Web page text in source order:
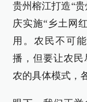
贵州榕江打造“
庆实施“乡土网
用。农民不可
播，但要让农民
农的具体模式，